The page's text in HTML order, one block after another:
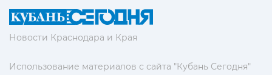
Новости Краснодара и Края
Использование материалов с сайта "Кубань Сегодня"